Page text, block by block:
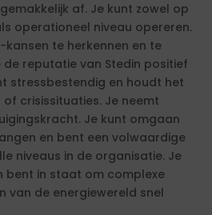
af. Je kunt zowel op
operationeel niveau opereren.
te herkennen en te
reputatie van Stedin positief
stressbestendig en houdt het
crisissituaties. Je neemt
Je kunt omgaan
en bent een volwaardige
niveaus in de organisatie. Je
bent in staat om complexe
van de energiewereld snel